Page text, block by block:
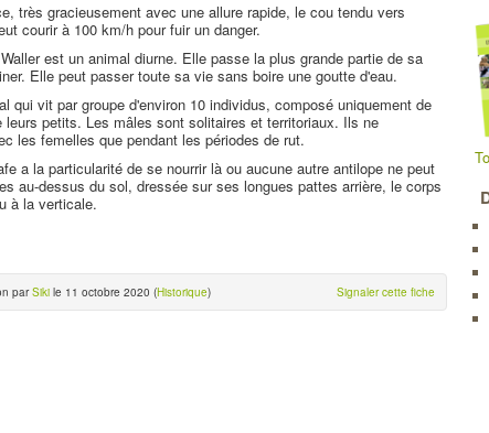
très gracieusement avec une allure rapide, le cou tendu vers
courir à 100 km/h pour fuir un danger.
est un animal diurne. Elle passe la plus grande partie de sa
Elle peut passer toute sa vie sans boire une goutte d'eau.
qui vit par groupe d'environ 10 individus, composé uniquement de
leurs petits. Les mâles sont solitaires et territoriaux. Ils ne
les femelles que pendant les périodes de rut.
a la particularité de se nourrir là ou aucune autre antilope ne peut
au-dessus du sol, dressée sur ses longues pattes arrière, le corps
à la verticale.
parSiki le 11 octobre 2020 (Historique) Signaler cette fiche